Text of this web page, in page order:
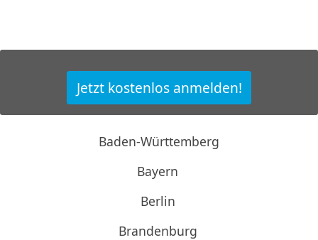
Jetzt kostenlos anmelden!
Baden-Württemberg
Bayern
Berlin
Brandenburg